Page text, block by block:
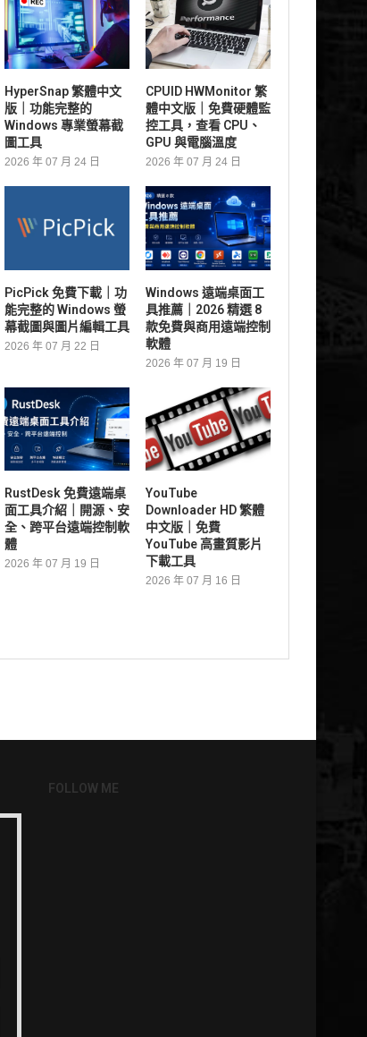
HyperSnap 繁體中文
版｜功能完整的
Windows 專業螢幕截
圖工具
2026 年 07 月 24 日
CPUID HWMonitor 繁
體中文版｜免費硬體監
控工具，查看 CPU、
GPU 與電腦溫度
2026 年 07 月 24 日
PicPick 免費下載｜功
能完整的 Windows 螢
幕截圖與圖片編輯工具
2026 年 07 月 22 日
Windows 遠端桌面工
具推薦｜2026 精選 8
款免費與商用遠端控制
軟體
2026 年 07 月 19 日
RustDesk 免費遠端桌
面工具介紹｜開源、安
全、跨平台遠端控制軟
體
2026 年 07 月 19 日
YouTube
Downloader HD 繁體
中文版｜免費
YouTube 高畫質影片
下載工具
2026 年 07 月 16 日
FOLLOW ME